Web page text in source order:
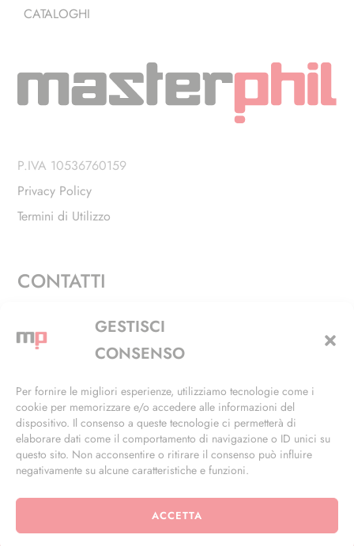
GESTISCI
CONSENSO
Per fornire le migliori esperienze, utilizziamo tecnologie come i
cookie per memorizzare e/o accedere alle informazioni del
dispositivo. Il consenso a queste tecnologie ci permetterà di
elaborare dati come il comportamento di navigazione o ID unici su
questo sito. Non acconsentire o ritirare il consenso può influire
negativamente su alcune caratteristiche e funzioni.
ACCETTA
CATALOGHI
P.IVA 10536760159
Privacy Policy
Termini di Utilizzo
CONTATTI
Via Alfieri, 27 - Trezzano Sul Naviglio (MI)
+39 02 4846 3155
info@masterphil.it